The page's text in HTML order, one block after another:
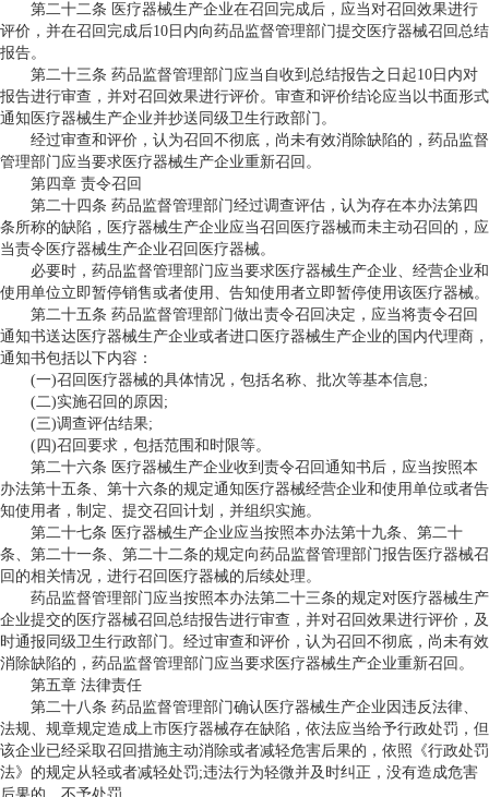
第二十二条 医疗器械生产企业在召回完成后，应当对召回效果进行
评价，并在召回完成后10日内向药品监督管理部门提交医疗器械召回总结
报告。
第二十三条 药品监督管理部门应当自收到总结报告之日起10日内对
报告进行审查，并对召回效果进行评价。审查和评价结论应当以书面形式
通知医疗器械生产企业并抄送同级卫生行政部门。
经过审查和评价，认为召回不彻底，尚未有效消除缺陷的，药品监督
管理部门应当要求医疗器械生产企业重新召回。
第四章 责令召回
第二十四条 药品监督管理部门经过调查评估，认为存在本办法第四
条所称的缺陷，医疗器械生产企业应当召回医疗器械而未主动召回的，应
当责令医疗器械生产企业召回医疗器械。
必要时，药品监督管理部门应当要求医疗器械生产企业、经营企业和
使用单位立即暂停销售或者使用、告知使用者立即暂停使用该医疗器械。
第二十五条 药品监督管理部门做出责令召回决定，应当将责令召回
通知书送达医疗器械生产企业或者进口医疗器械生产企业的国内代理商，
通知书包括以下内容：
(一)召回医疗器械的具体情况，包括名称、批次等基本信息;
(二)实施召回的原因;
(三)调查评估结果;
(四)召回要求，包括范围和时限等。
第二十六条 医疗器械生产企业收到责令召回通知书后，应当按照本
办法第十五条、第十六条的规定通知医疗器械经营企业和使用单位或者告
知使用者，制定、提交召回计划，并组织实施。
第二十七条 医疗器械生产企业应当按照本办法第十九条、第二十
条、第二十一条、第二十二条的规定向药品监督管理部门报告医疗器械召
回的相关情况，进行召回医疗器械的后续处理。
药品监督管理部门应当按照本办法第二十三条的规定对医疗器械生产
企业提交的医疗器械召回总结报告进行审查，并对召回效果进行评价，及
时通报同级卫生行政部门。经过审查和评价，认为召回不彻底，尚未有效
消除缺陷的，药品监督管理部门应当要求医疗器械生产企业重新召回。
第五章 法律责任
第二十八条 药品监督管理部门确认医疗器械生产企业因违反法律、
法规、规章规定造成上市医疗器械存在缺陷，依法应当给予行政处罚，但
该企业已经采取召回措施主动消除或者减轻危害后果的，依照《行政处罚
法》的规定从轻或者减轻处罚;违法行为轻微并及时纠正，没有造成危害